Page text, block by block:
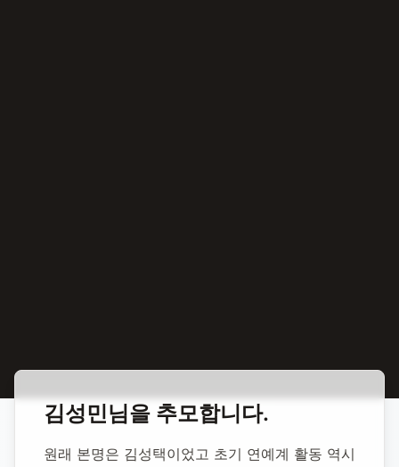
합동 추모 김성민 배우
김성민 배우
김성민님을 추모합니다.
원래 본명은 김성택이었고 초기 연예계 활동 역시